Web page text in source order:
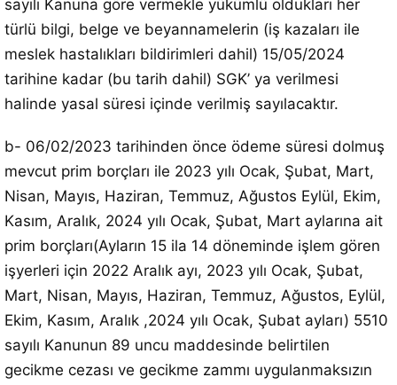
sayılı Kanuna göre vermekle yükümlü oldukları her
türlü bilgi, belge ve beyannamelerin (iş kazaları ile
meslek hastalıkları bildirimleri dahil) 15/05/2024
tarihine kadar (bu tarih dahil) SGK’ ya verilmesi
halinde yasal süresi içinde verilmiş sayılacaktır.
b- 06/02/2023 tarihinden önce ödeme süresi dolmuş
mevcut prim borçları ile 2023 yılı Ocak, Şubat, Mart,
Nisan, Mayıs, Haziran, Temmuz, Ağustos Eylül, Ekim,
Kasım, Aralık, 2024 yılı Ocak, Şubat, Mart aylarına ait
prim borçları(Ayların 15 ila 14 döneminde işlem gören
işyerleri için 2022 Aralık ayı, 2023 yılı Ocak, Şubat,
Mart, Nisan, Mayıs, Haziran, Temmuz, Ağustos, Eylül,
Ekim, Kasım, Aralık ,2024 yılı Ocak, Şubat ayları) 5510
sayılı Kanunun 89 uncu maddesinde belirtilen
gecikme cezası ve gecikme zammı uygulanmaksızın